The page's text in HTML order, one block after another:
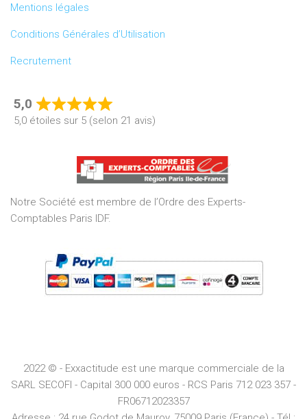
Mentions légales
Conditions Générales d’Utilisation
Recrutement
5,0
Rated
5,0
of
5
5,0 étoiles sur 5 (selon 21 avis)
Notre Société est membre de l’Ordre des Experts-
Comptables Paris IDF.
2022 © - Exxactitude est une marque commerciale de la
SARL SECOFI - Capital 300 000 euros - RCS Paris 712 023 357 -
FR06712023357